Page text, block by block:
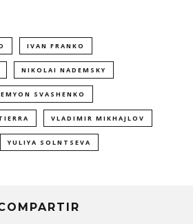
IVAN FRANKO
NIKOLAI NADEMSKY
SVASHENKO
VLADIMIR MIKHAJLOV
YULIYA SOLNTSEVA